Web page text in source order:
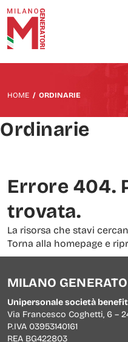
HOME / ORDINARIE
Ordinarie
Errore 404.
trovata.
La risorsa che stavi
Torna alla homepage e
MILANO
Unipersonale società benefit
Via Francesco Coghetti, 6 –
P.IVA 03953140161
REA BG422803
Chi siamo
Interventi straordinari e
Analisi termografica
Analisi della rete elettrica
Analisi delle vibrazioni
Noleggio banchi di
Service OffShore